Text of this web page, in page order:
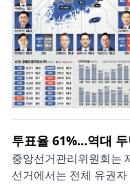
투표율 61%…역대
중앙선거관리위원회는
선거에서는 전체 유권